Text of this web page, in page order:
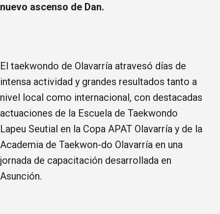
nuevo ascenso de Dan.
El taekwondo de Olavarría atravesó días de
intensa actividad y grandes resultados tanto a
nivel local como internacional, con destacadas
actuaciones de la Escuela de Taekwondo
Lapeu Seutial en la Copa APAT Olavarría y de la
Academia de Taekwon-do Olavarría en una
jornada de capacitación desarrollada en
Asunción.